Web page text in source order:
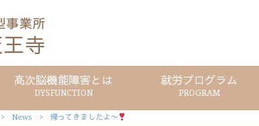
高次脳機能障害とは
DYSFUNCTION
就労プログラム
PROGRAM
> News > 帰ってきましたよ〜